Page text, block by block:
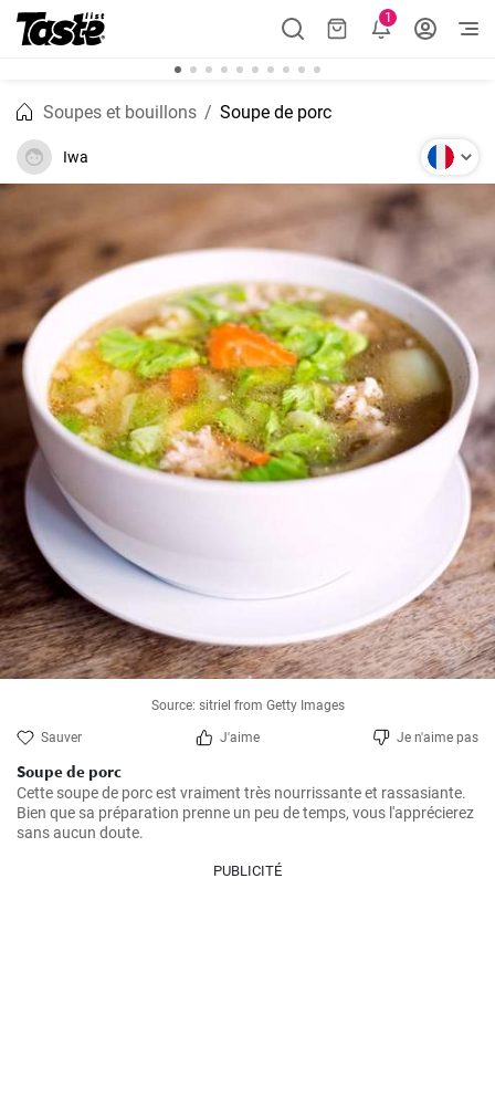
1
Soupes et bouillons Soupe de porc
Iwa
Source: sitriel from Getty Images
Sauver J'aime Je n'aime pas
Soupe de porc
Cette soupe de porc est vraiment très nourrissante et rassasiante.
Bien que sa préparation prenne un peu de temps, vous l'apprécierez
sans aucun doute.
PUBLICITÉ